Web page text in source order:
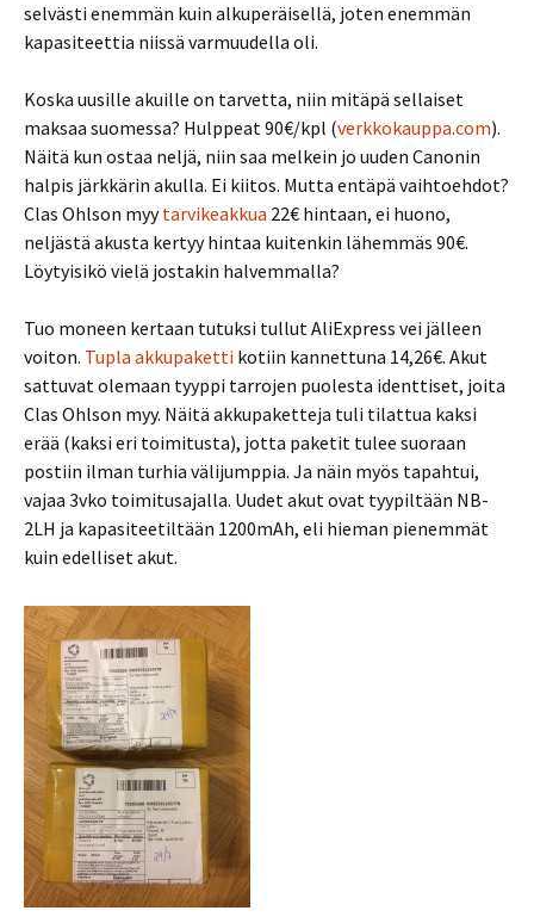
selvästi enemmän kuin alkuperäisellä, joten enemmän
kapasiteettia niissä varmuudella oli.
Koska uusille akuille on tarvetta, niin mitäpä sellaiset
maksaa suomessa? Hulppeat 90€/kpl (verkkokauppa.com).
Näitä kun ostaa neljä, niin saa melkein jo uuden Canonin
halpis järkkärin akulla. Ei kiitos. Mutta entäpä vaihtoehdot?
Clas Ohlson myytarvikeakkua 22€ hintaan, ei huono,
neljästä akusta kertyy hintaa kuitenkin lähemmäs 90€.
Löytyisikö vielä jostakin halvemmalla?
Tuo moneen kertaan tutuksi tullut AliExpress vei jälleen
voiton. Tupla akkupaketti kotiin kannettuna 14,26€. Akut
sattuvat olemaan tyyppi tarrojen puolesta identtiset, joita
Clas Ohlson myy. Näitä akkupaketteja tuli tilattua kaksi
erää (kaksi eri toimitusta), jotta paketit tulee suoraan
postiin ilman turhia välijumppia. Ja näin myös tapahtui,
vajaa 3vko toimitusajalla. Uudet akut ovat tyypiltään NB-
2LH ja kapasiteetiltään 1200mAh, eli hieman pienemmät
kuin edelliset akut.